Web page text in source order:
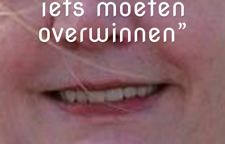
iets moeten
overwinnen”